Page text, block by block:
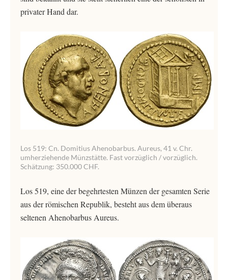
privater Hand dar.
Los 519: Cn. Domitius Ahenobarbus. Aureus, 41 v. Chr.
umherziehende Münzstätte. Fast vorzüglich / vorzüglich.
Schätzung: 350.000 CHF.
Los 519, eine der begehrtesten Münzen der gesamten Serie
aus der römischen Republik, besteht aus dem überaus
seltenen Ahenobarbus Aureus.